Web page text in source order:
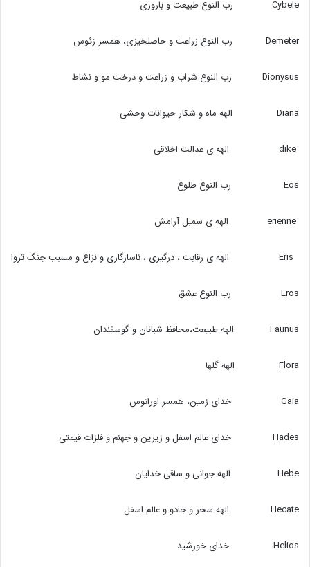
‍‍‍Cybele رب النوع طبیعت و باروری
Demeter رب النوع زراعت و حاصلخیزی، ‌همسر زئوس
Dionysus رب النوع شراب و زراعت و درخت مو و نشاط
Diana الهه ماه و شکار حیوانات وحشی
Eos رب النوع طلوع
Eros رب النوع عشق
Faunus الهه طبیعت،‌محافظ شبانان و گوسفندان
Flora الهه گلها
Gaia خدای زمین،‌ همسر اورانوس
Hades خدای عالم اسفل و زیرین و جهنم و فلزات قیمتی
Hebe الهه جوانی و ساقی خدایان
Hecate الهه سحر و جادو و عالم اسفل
Helios خدای خورشید